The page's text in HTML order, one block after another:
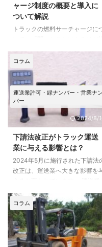
ャージ制度の概要と導入に
ついて解説
トラックの燃料サーチャージに
しくは知らない」という方も多い
のではないでしょうか。 この記
事では、トラックの燃料サーチャ
ージについて、わかりやすく解説
していますのでぜひ参考にしてく
ださい。 まずは、燃料サーチャ
ージとはそもそも何なのかという
基本から解説します。 燃料サー
チャージとは？ 燃料サーチャー
ジという言葉をよく耳にするの
は、航空業界が多いと思います。
実際に飛行機の航空券を買う際
に、燃料サーチャージの追加料
しまった」という経験をした方
い ...
コラム
運送業許可・緑ナンバー・営業ナン
バー
2024/8/
下請法改正がトラック運送
業に与える影響とは？
2024年5月に施行された下請法
改正は、運送業へ大きな影響を
に仕事を委託し、その下請け企業
がさらに別の下請け企業へと仕事
を依頼する「下請けの多重構造
が一般的になっています。 下請
けの多重構造は、効率的な輸送業
コラム